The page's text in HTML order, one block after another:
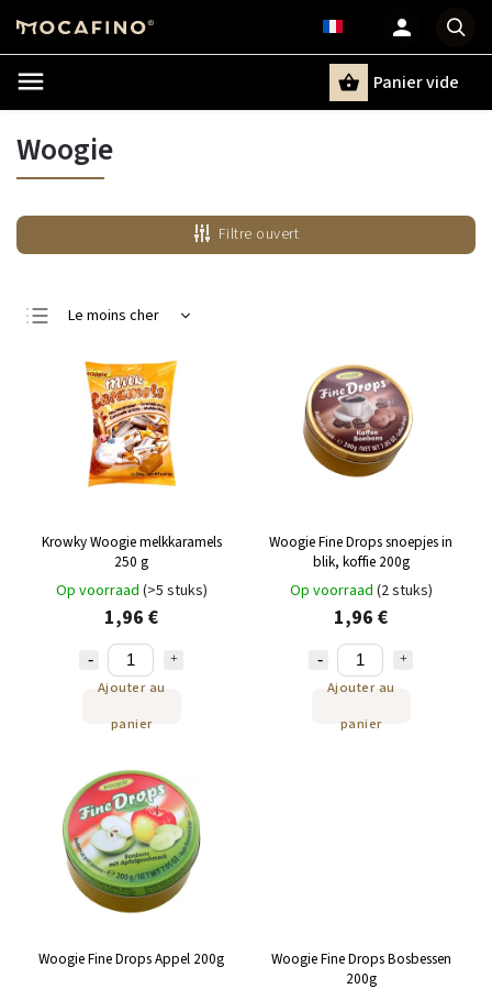
Panier vide
Woogie
Filtre ouvert
Le moins cher
Bestsellers
Alphabétiquement
Krowky Woogie melkkaramels
250 g
Op voorraad (>5 stuks)
1,96 €
Ajouter au
panier
Woogie Fine Drops snoepjes in
blik, koffie 200g
Op voorraad (2 stuks)
1,96 €
Ajouter au
panier
Woogie Fine Drops Appel 200g
Woogie Fine Drops Bosbessen
200g